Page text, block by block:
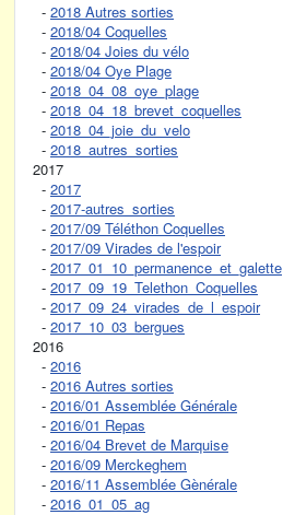
- 2018 Autres sorties
- 2018/04 Coquelles
- 2018/04 Joies du vélo
- 2018/04 Oye Plage
- 2018_04_08_oye_plage
- 2018_04_18_brevet_coquelles
- 2018_04_joie_du_velo
- 2018_autres_sorties
2017
- 2017
- 2017-autres_sorties
- 2017/09 Téléthon Coquelles
- 2017/09 Virades de l'espoir
- 2017_01_10_permanence_et_galette
- 2017_09_19_Telethon_Coquelles
- 2017_09_24_virades_de_l_espoir
- 2017_10_03_bergues
2016
- 2016
- 2016 Autres sorties
- 2016/01 Assemblée Générale
- 2016/01 Repas
- 2016/04 Brevet de Marquise
- 2016/09 Merckeghem
- 2016/11 Assemblée Gènérale
- 2016_01_05_ag